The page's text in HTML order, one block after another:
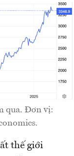
qua. Đơn vị:
thế giới